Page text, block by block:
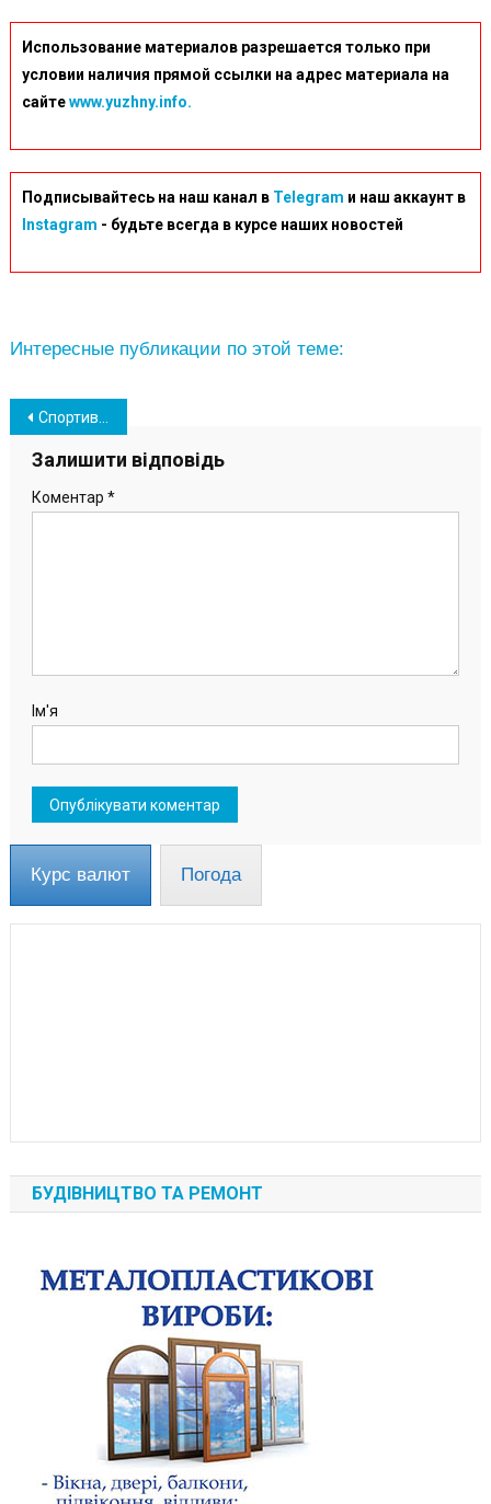
Использование материалов разрешается только при
условии наличия прямой ссылки на адрес материала на
сайтеwww.yuzhny.info.
Подписывайтесь на наш канал в Telegram и наш аккаунт в
Instagram - будьте всегда в курсе наших новостей
Интересные публикации по этой теме:
Навігація
записів
Спортивные объекты Южного стали базой для подготовки дефлимпийской сборной Украины
Залишити відповідь
Коментар *
Ім'я
Курс валют Погода
БУДІВНИЦТВО ТА РЕМОНТ